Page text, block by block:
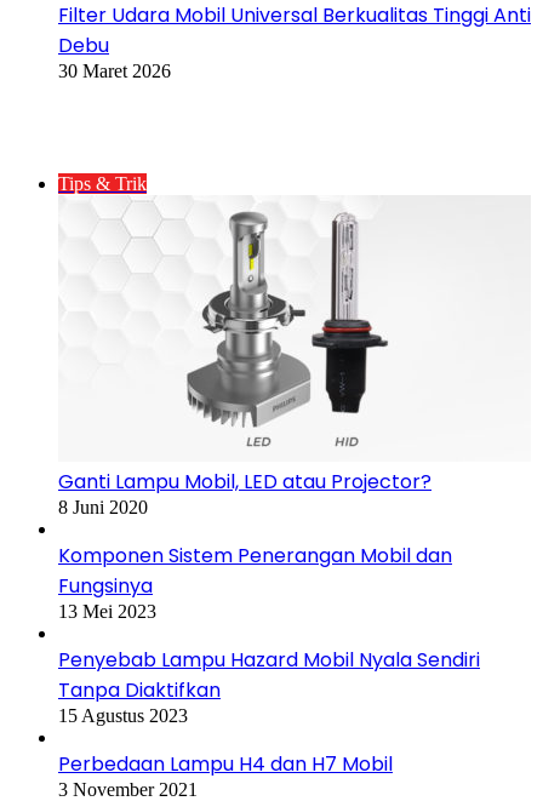
Filter Udara Mobil Universal Berkualitas Tinggi Anti
Debu
30 Maret 2026
Tips & Trik
Ganti Lampu Mobil, LED atau Projector?
8 Juni 2020
Komponen Sistem Penerangan Mobil dan
Fungsinya
13 Mei 2023
Penyebab Lampu Hazard Mobil Nyala Sendiri
Tanpa Diaktifkan
15 Agustus 2023
Perbedaan Lampu H4 dan H7 Mobil
3 November 2021